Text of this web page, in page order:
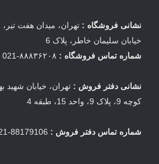
نشانی فروشگاه : تهران، میدان هفت تیر،
خیابان سلیمان خاطر، پلاک 6
شماره تماس فروشگاه :
نشانی دفتر فروش : تهران، خیابان شهید
کوچه 9، پلاک 9، واحد 15، طبقه 4
شماره تماس دفتر فروش :